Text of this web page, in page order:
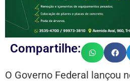
Compartilhe:
O Governo Federal lançou